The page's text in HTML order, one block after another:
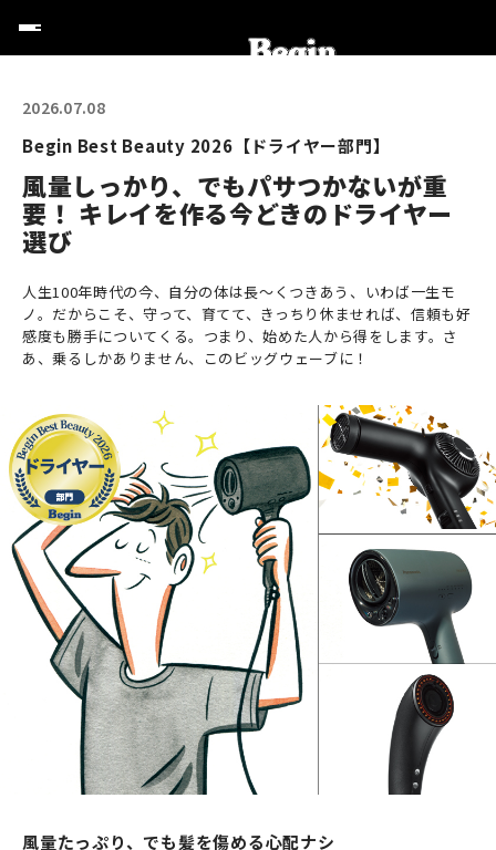
2026.07.08
Begin Best Beauty 2026【ドライヤー部門】
風量しっかり、でもパサつかないが重
要！ キレイを作る今どきのドライヤー
選び
人生100年時代の今、自分の体は長〜くつきあう、いわば一生モ
ノ。だからこそ、守って、育てて、きっちり休ませれば、信頼も好
感度も勝手についてくる。つまり、始めた人から得をします。さ
あ、乗るしかありません、このビッグウェーブに！
風量たっぷり、でも髪を傷める心配ナシ